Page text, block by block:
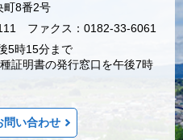
8番2号
ファクス：0182-33-6061
5時15分まで
証明書の発行窓口を午後7時
問い合わせ